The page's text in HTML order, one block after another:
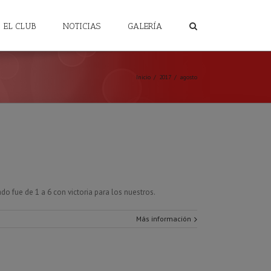
EL CLUB NOTICIAS GALERÍA
Inicio / 2017 / agosto
fue de 1 a 6 con victoria para los nuestros.
Más información